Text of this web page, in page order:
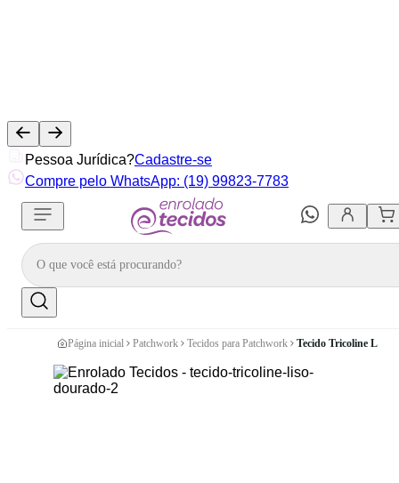
Pessoa Jurídica?Cadastre-se
Compre pelo WhatsApp: (19) 99823-7783
Página inicial Patchwork Tecidos para Patchwork Tecido Tricoline Liso